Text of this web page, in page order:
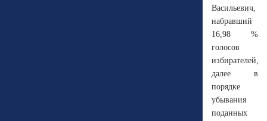
Васильевич,
набравший
16,98 %
голосов
избирателей,
далее в
порядке
убывания
поданных